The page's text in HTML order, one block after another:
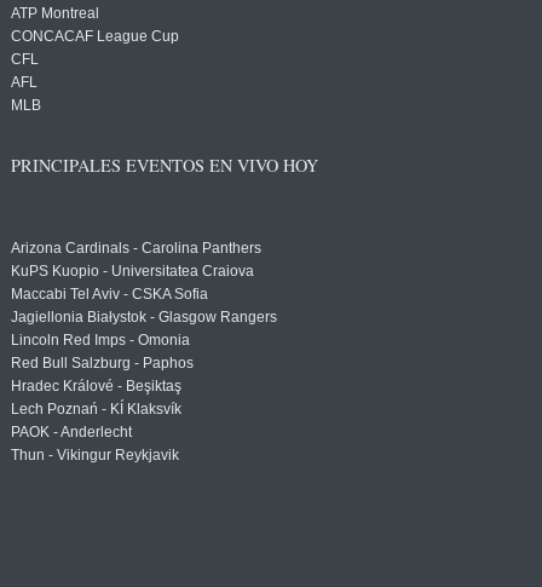
ATP Montreal
CONCACAF League Cup
CFL
AFL
MLB
PRINCIPALES EVENTOS EN VIVO HOY
Arizona Cardinals - Carolina Panthers
KuPS Kuopio - Universitatea Craiova
Maccabi Tel Aviv - CSKA Sofia
Jagiellonia Białystok - Glasgow Rangers
Lincoln Red Imps - Omonia
Red Bull Salzburg - Paphos
Hradec Králové - Beşiktaş
Lech Poznań - KÍ Klaksvík
PAOK - Anderlecht
Thun - Vikingur Reykjavik